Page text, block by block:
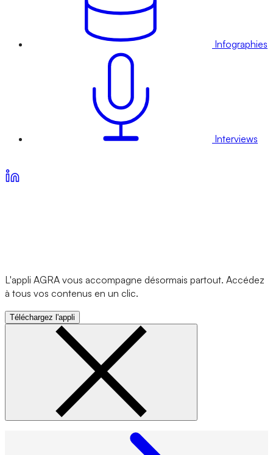
Infographies
Interviews
L'appli AGRA vous accompagne désormais partout. Accédez
à tous vos contenus en un clic.
Téléchargez l'appli